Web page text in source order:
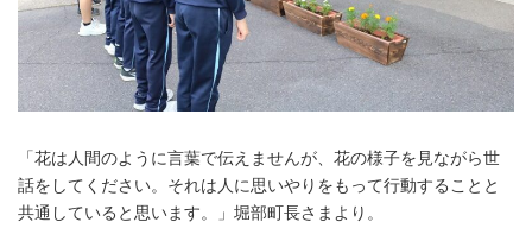
「花は人間のように言葉で伝えませんが、花の様子を見ながら世
話をしてください。それは人に思いやりをもって行動することと
共通していると思います。」堀部町長さまより。